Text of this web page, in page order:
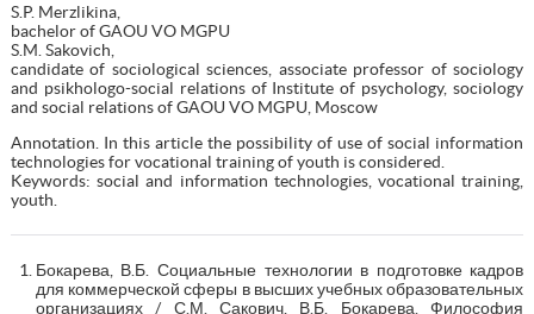
S.P. Merzlikina,
bachelor of GAOU VO MGPU
S.M. Sakovich,
candidate of sociological sciences, associate professor of sociology
and psikhologo-social relations of Institute of psychology, sociology
and social relations of GAOU VO MGPU, Moscow
Annotation. In this article the possibility of use of social information
technologies for vocational training of youth is considered.
Keywords: social and information technologies, vocational training,
youth.
Бокарева, В.Б. Социальные технологии в подготовке кадров
для коммерческой сферы в высших учебных образовательных
организациях / С.М. Сакович, В.Б. Бокарева. Философия